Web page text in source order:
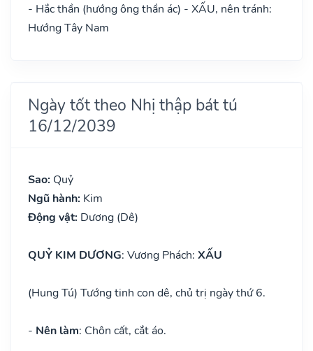
- Hắc thần (hướng ông thần ác) - XẤU, nên tránh:
Hướng Tây Nam
Ngày tốt theo Nhị thập bát tú
16/12/2039
Sao: Quỷ
Ngũ hành: Kim
Động vật: Dương (Dê)
QUỶ KIM DƯƠNG: Vương Phách: XẤU
(Hung Tú) Tướng tinh con dê, chủ trị ngày thứ 6.
- Nên làm: Chôn cất, cắt áo.